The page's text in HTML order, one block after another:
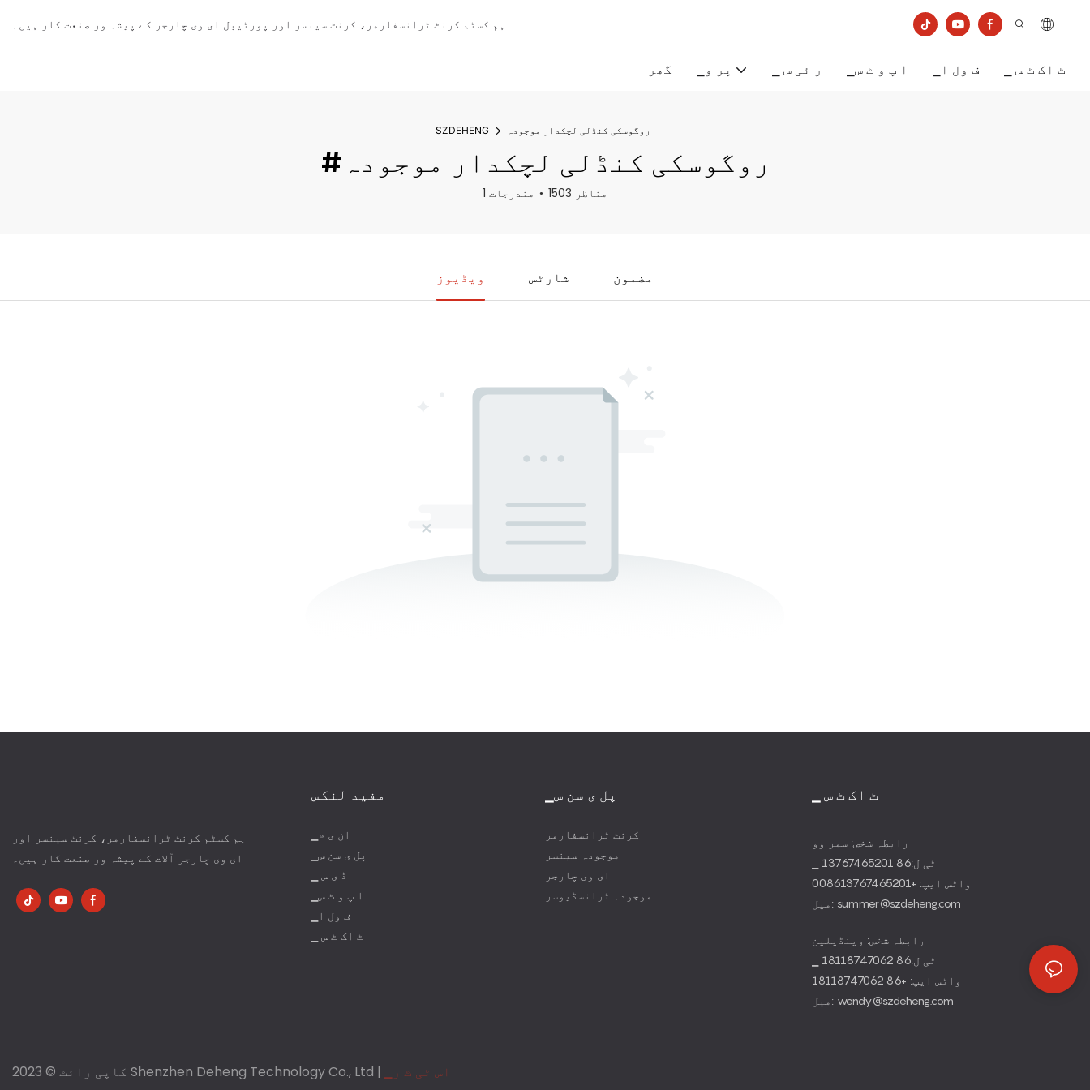
ہم کسٹم کرنٹ ٹرانسفارمر، کرنٹ سینسر اور پورٹیبل ای وی چارجر کے پیشہ ور صنعت کار ہیں۔
گھر ▁پر و ▁ ر ئی س ▁ا پ و ٹ س ▁ف ول ا ▁ ٹ اک ٹ س
SZDEHENG روگوسکی کنڈلی لچکدار موجودہ
#روگوسکی کنڈلی لچکدار موجودہ
1 مندرجات 1503 مناظر
ویڈیوز شارٹس مضمون
ہم کسٹم کرنٹ ٹرانسفارمر، کرنٹ سینسر اور
ای وی چارجر آلات کے پیشہ ور صنعت کار ہیں۔
مفید لنکس
▁ان ی م
▁پل ی سن س
▁ ڈ ی س
▁ا پ و ٹ س
▁ف ول ا
▁ ٹ اک ٹ س
کرنٹ ٹرانسفارمر
موجودہ سینسر
ای وی چارجر
موجودہ ٹرانسڈیوسر
▁ ٹ اک ٹ س
رابطہ شخص: سمر وو
▁ ٹی ل:86 13767465201
واٹس ایپ: +008613767465201
میل: summer@szdeheng.com
رابطہ شخص: وینڈیلین
▁ ٹی ل:86 18118747062
واٹس ایپ: +86 18118747062
میل: wendy@szdeheng.com
کاپی رائٹ © 2023 Shenzhen Deheng Technology Co., Ltd | ▁اس ٹی ٹ ر